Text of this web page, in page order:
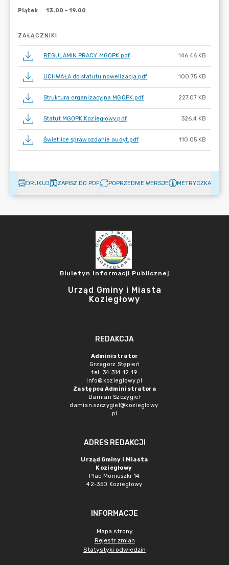
ZAŁĄCZNIKI
REGULAMIN PRACY MGOPK.pdf 146.46 KB
UCHWAŁA do statutu nowelizacja.pdf 100.75 KB
Struktura organizacyjna MGOPK.pdf 227.07 KB
Statut MGOPK Koziegłowy.pdf 326.4 KB
Świetlice sprawozdanie audyt.pdf 110.05 KB
DRUKUJ ZAPISZ DO PDF POPRZEDNIE WERSJE METRYCZKA
Biuletyn Informacji Publicznej
Urząd Gminy i Miasta
Koziegłowy
REDAKCJA
Administrator
Grzegorz Stępień
tel. 34 314 12 19
info@kozieglowy.pl
Zastępca Administratora
Damian Szczygieł
damian.szczygiel@kozieglowy.
pl
ADRES REDAKCJI
Urząd Gminy i Miasta
Koziegłowy
Plac Moniuszki 14
42-350 Koziegłowy
INFORMACJE
Mapa strony
Rejestr zmian
Statystyki odwiedzin